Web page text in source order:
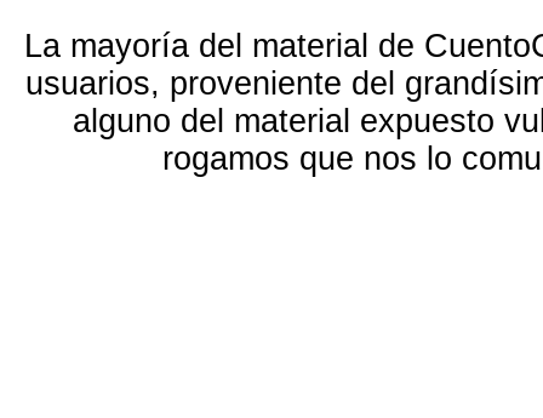
La mayoría del material de
usuarios, proveniente del
alguno del material expuesto
rogamos que nos lo